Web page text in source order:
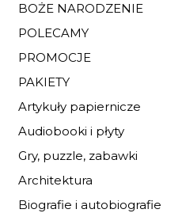
BOŻE NARODZENIE
POLECAMY
PROMOCJE
PAKIETY
Artykuły papiernicze
Audiobooki i płyty
Gry, puzzle, zabawki
Architektura
Biografie i autobiografie